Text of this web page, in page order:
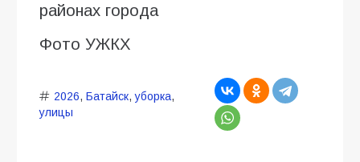
районах города
Фото УЖКХ
2026, Батайск,уборка,
улицы